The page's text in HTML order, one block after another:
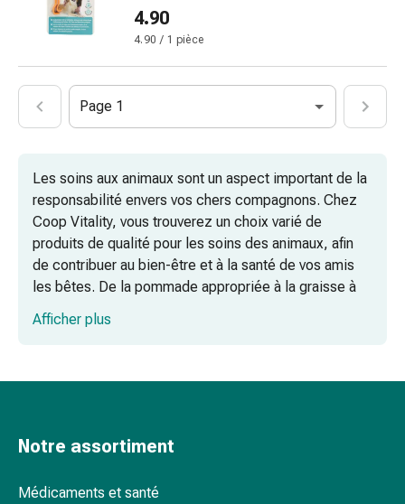
démangeaisons
Mycose
des
pieds
Traitement
des
cicatrices
Peau
sèche
Peau
de
Éruption
4.90
4.90 / 1 pièce
Page 1
Les soins aux animaux sont un aspect important de la
responsabilité envers vos chers compagnons. Chez
Coop Vitality, vous trouverez un choix varié de
produits de qualité pour les soins des animaux, afin
de contribuer au bien-être et à la santé de vos amis
les bêtes. De la pommade appropriée à la graisse à
traire en passant par le nettoyant pour oreilles, nous
vous proposons tout ce dont vous avez besoin pour
Afficher plus
Notre assortiment
Médicaments et santé